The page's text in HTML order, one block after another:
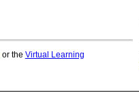
or the Virtual Learning